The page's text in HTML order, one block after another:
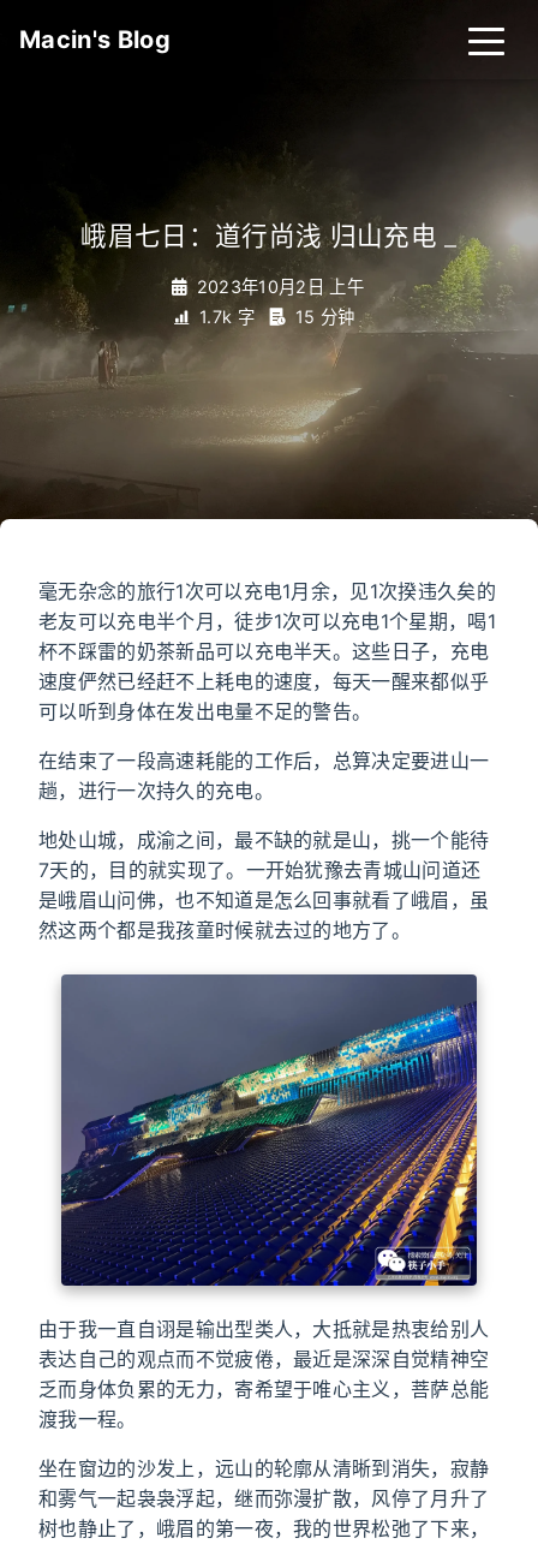
Macin's Blog
峨眉七日：道行尚浅 归山充电
2023年10月2日 上午
1.7k 字
15 分钟
毫无杂念的旅行1次可以充电1月余，见1次揆违久矣的
老友可以充电半个月，徒步1次可以充电1个星期，喝1
杯不踩雷的奶茶新品可以充电半天。这些日子，充电
速度俨然已经赶不上耗电的速度，每天一醒来都似乎
可以听到身体在发出电量不足的警告。
在结束了一段高速耗能的工作后，总算决定要进山一
趟，进行一次持久的充电。
地处山城，成渝之间，最不缺的就是山，挑一个能待
7天的，目的就实现了。一开始犹豫去青城山问道还
是峨眉山问佛，也不知道是怎么回事就看了峨眉，虽
然这两个都是我孩童时候就去过的地方了。
由于我一直自诩是输出型类人，大抵就是热衷给别人
表达自己的观点而不觉疲倦，最近是深深自觉精神空
乏而身体负累的无力，寄希望于唯心主义，菩萨总能
渡我一程。
坐在窗边的沙发上，远山的轮廓从清晰到消失，寂静
和雾气一起袅袅浮起，继而弥漫扩散，风停了月升了
树也静止了，峨眉的第一夜，我的世界松弛了下来，